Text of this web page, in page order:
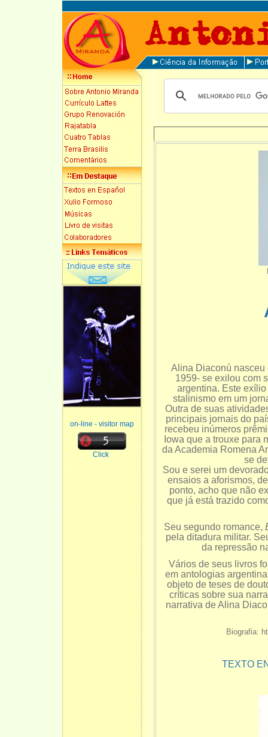
on-line - visitor map
Click
Alina Diaconú nasceu
1959- se exilou com
argentina. Este
stalinismo em um
Outra de suas
principais jornais do
recebeu inúmeros
Iowa que a trouxe para
da Academia Romena
se
Sou e serei um
ensaios a aforismos,
ponto, acho que não
que já está trazido
Seu segundo romance,
pela ditadura militar.
da repressão
Vários de seus livros
em antologias
objeto de teses de
críticas sobre sua
narrativa de Alina
Biografia:
TEXTO